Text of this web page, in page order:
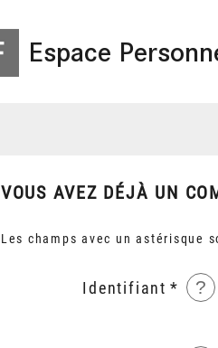
Espace
VOUS AVEZ DÉJÀ UN
Les champs avec un astérisque
Identifiant ?